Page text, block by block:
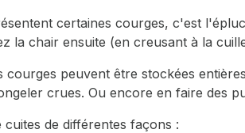
certaines courges, c'est
la chair ensuite (en creusant à la
courges peuvent être stockées
crues. Ou encore en faire des
de différentes façons :